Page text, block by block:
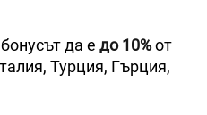
да е до 10%от
Турция, Гърция,